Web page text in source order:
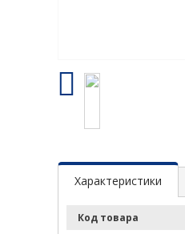
Характеристики
Код товара